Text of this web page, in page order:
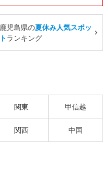
鹿児島県の夏休み人気スポッ
トランキング
関東 甲信越
関西 中国